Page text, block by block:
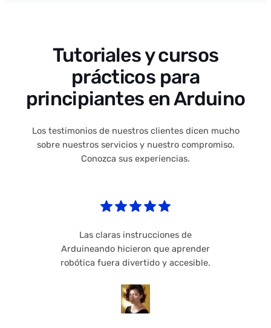
Tutoriales y cursos
prácticos para
principiantes en Arduino
Los testimonios de nuestros clientes dicen mucho
sobre nuestros servicios y nuestro compromiso.
Conozca sus experiencias.
Las claras instrucciones de
Arduineando hicieron que aprender
robótica fuera divertido y accesible.